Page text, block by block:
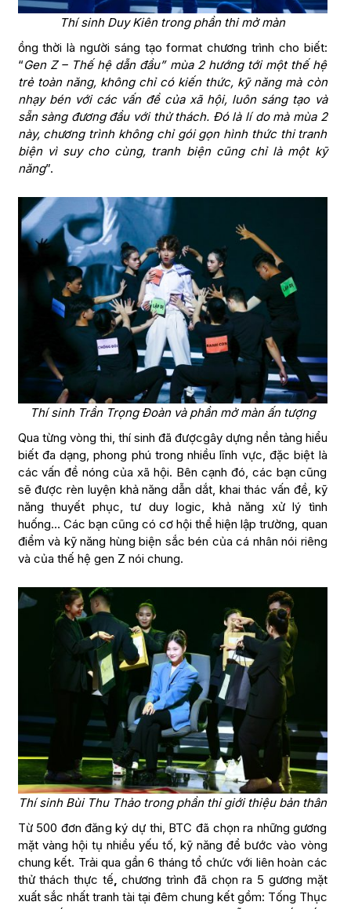
Thí sinh Duy Kiên trong phần thi mở màn
ồng thời là người sáng tạo format chương trình cho biết:
“Gen Z – Thế hệ dẫn đầu” mùa 2 hướng tới một thế hệ
trẻ toàn năng, không chỉ có kiến thức, kỹ năng mà còn
nhạy bén với các vấn đề của xã hội, luôn sáng tạo và
sẵn sàng đương đầu với thử thách. Đó là lí do mà mùa 2
này, chương trình không chỉ gói gọn hình thức thi tranh
biện vì suy cho cùng, tranh biện cũng chỉ là một kỹ
năng”.
Thí sinh Trần Trọng Đoàn và phần mở màn ấn tượng
Qua từng vòng thi, thí sinh đã đượcgây dựng nền tảng hiểu
biết đa dạng, phong phú trong nhiều lĩnh vực, đặc biệt là
các vấn đề nóng của xã hội. Bên cạnh đó, các bạn cũng
sẽ được rèn luyện khả năng dẫn dắt, khai thác vấn đề, kỹ
năng thuyết phục, tư duy logic, khả năng xử lý tình
huống… Các bạn cũng có cơ hội thể hiện lập trường, quan
điểm và kỹ năng hùng biện sắc bén của cá nhân nói riêng
và của thế hệ gen Z nói chung.
Thí sinh Bùi Thu Thảo trong phần thi giới thiệu bản thân
Từ 500 đơn đăng ký dự thi, BTC đã chọn ra những gương
mặt vàng hội tụ nhiều yếu tố, kỹ năng để bước vào vòng
chung kết. Trải qua gần 6 tháng tổ chức với liên hoàn các
thử thách thực tế,chương trình đã chọn ra 5 gương mặt
xuất sắc nhất tranh tài tại đêm chung kết gồm: Tống Thục